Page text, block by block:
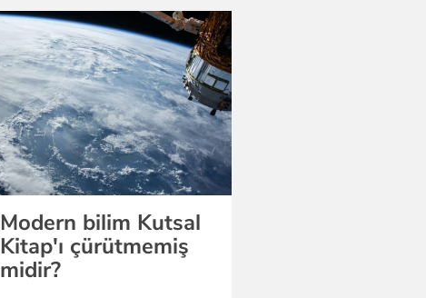
Modern bilim Kutsal
Kitap'ı çürütmemiş
midir?